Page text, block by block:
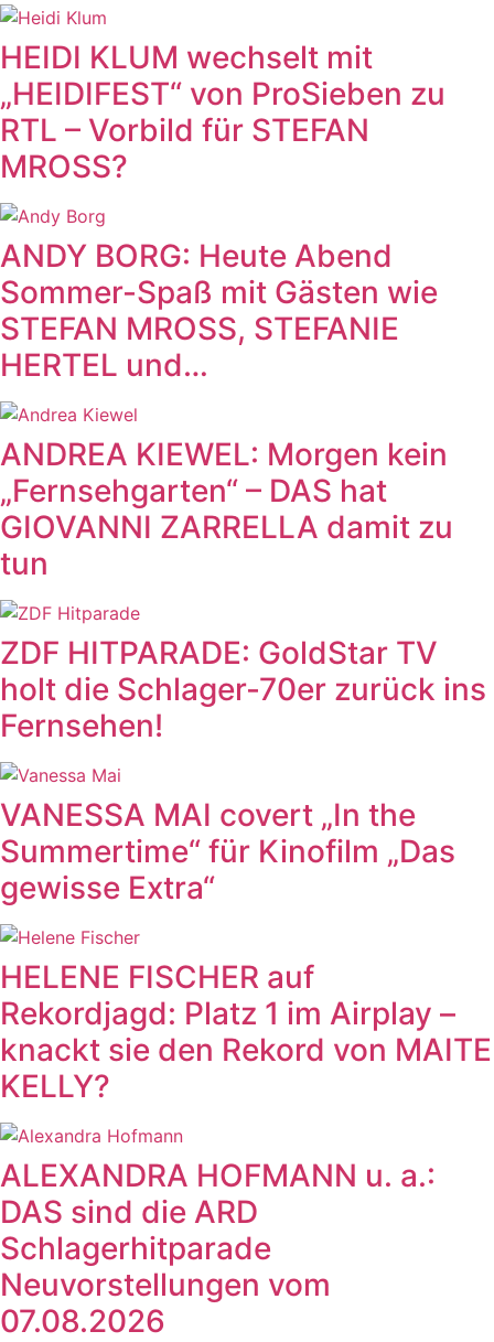
HEIDI KLUM wechselt mit
„HEIDIFEST“ von ProSieben zu
RTL – Vorbild für STEFAN
MROSS?
ANDY BORG: Heute Abend
Sommer-Spaß mit Gästen wie
STEFAN MROSS, STEFANIE
HERTEL und…
ANDREA KIEWEL: Morgen kein
„Fernsehgarten“ – DAS hat
GIOVANNI ZARRELLA damit zu
tun
ZDF HITPARADE: GoldStar TV
holt die Schlager-70er zurück ins
Fernsehen!
VANESSA MAI covert „In the
Summertime“ für Kinofilm „Das
gewisse Extra“
HELENE FISCHER auf
Rekordjagd: Platz 1 im Airplay –
knackt sie den Rekord von MAITE
KELLY?
ALEXANDRA HOFMANN u. a.:
DAS sind die ARD
Schlagerhitparade
Neuvorstellungen vom
07.08.2026